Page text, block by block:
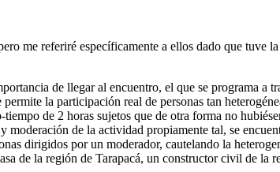
me referiré específicamente a ellos dado que tuve
de llegar al encuentro, el que se programa a
la participación real de personas tan
de 2 horas sujetos que de otra forma no
de la actividad propiamente tal, se
dirigidos por un moderador, cautelando la
de la región de Tarapacá, un constructor civil de la